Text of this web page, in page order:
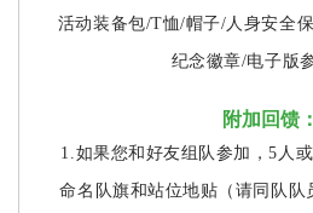
活动装备包/T恤/帽子/人身安全
纪念徽章/电子版
附加 回馈 ：
1.如果您和好友组队参加，5人
命名队旗和站位地贴（请同队队